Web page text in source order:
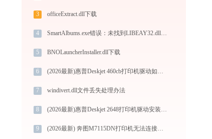
3 officeExtract.dll下载
4 SmartAlbums.exe错误：未找到LIBEAY32.dll如何修复？
5 BNOLauncherInstaller.dll下载
6 (2026最新)惠普Deskjet 460cb打印机驱动如何下载安装？这里有你需要的所有信息
7 windivert.dll文件丢失处理办法
8 (2026最新)惠普Deskjet 2648打印机驱动安装不再难，跟着这些步骤一学就会
9 (2026最新) 奔图M7115DN打印机无法连接？教你解决方法 - 金山毒霸